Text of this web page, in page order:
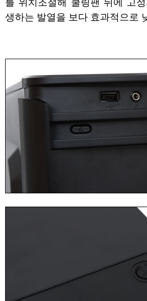
를 위치조절해 쿨링팬 뒤에 고
생하는 발열을 보다 효과적으로